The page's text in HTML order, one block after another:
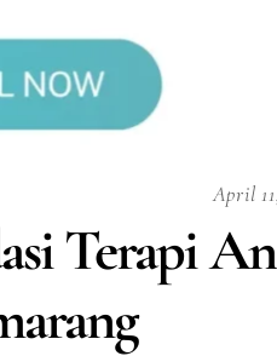
April
Terapi